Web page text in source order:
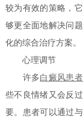
较为有效的策略，
够更全面地解决问
化的综合治疗方案。
心理调节
许多白癜风患者
些不良情绪又会反
要。患者可以通过